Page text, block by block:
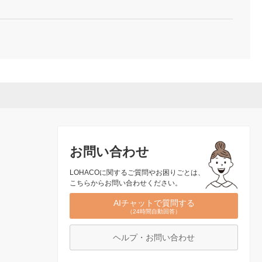
お問い合わせ
LOHACOに関するご質問やお困りごとは、
こちらからお問い合わせください。
AIチャットで質問する
（24時間自動回答）
ヘルプ・お問い合わせ